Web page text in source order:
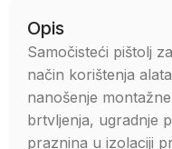
Opis
Samočisteći pištolj
način korištenja
nanošenje
brtvljenja, ugradnje
praznina u izolaciji